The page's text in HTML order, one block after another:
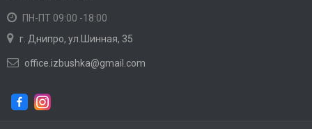
ПН-ПТ 09:00 -18:00
г. Днипро, ул.Шинная, 35
office.izbushka@gmail.com